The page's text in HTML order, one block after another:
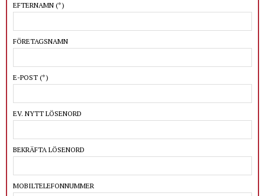
EFTERNAMN (*)
FÖRETAGSNAMN
E-POST (*)
EV. NYTT LÖSENORD
BEKRÄFTA LÖSENORD
MOBILTELEFONNUMMER